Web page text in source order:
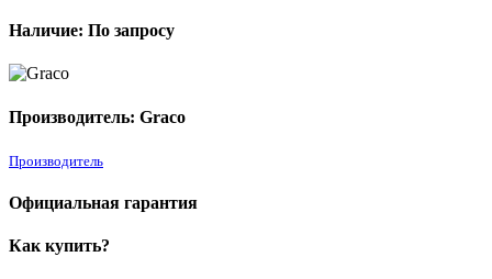
Наличие: По запросу
Производитель: Graco
Производитель
Официальная гарантия
Как купить?